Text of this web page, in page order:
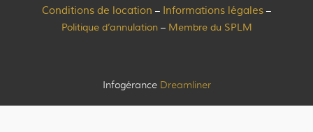
Conditions de location – Informations légales –
Politique d’annulation– Membre du SPLM
Infogérance Dreamliner